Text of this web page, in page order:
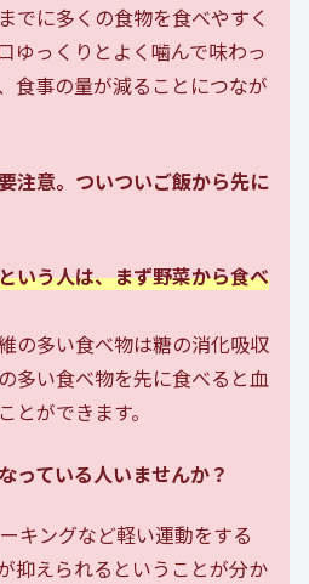
でに多くの食物を食べやすく
ゆっくりとよく噛んで味わっ
食事の量が減ることにつなが
注意。ついついご飯から先に
いう人は、まず野菜から食べ
の多い食べ物は糖の消化吸収
多い食べ物を先に食べると血
とができます。
っている人いませんか？
キングなど軽い運動をする
抑えられるということが分か